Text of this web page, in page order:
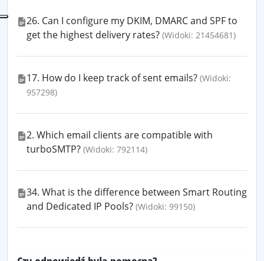
26. Can I configure my DKIM, DMARC and SPF to
get the highest delivery rates? (Widoki: 21454681)
17. How do I keep track of sent emails? (Widoki:
957298)
2. Which email clients are compatible with
turboSMTP? (Widoki: 792114)
34. What is the difference between Smart Routing
and Dedicated IP Pools? (Widoki: 99150)